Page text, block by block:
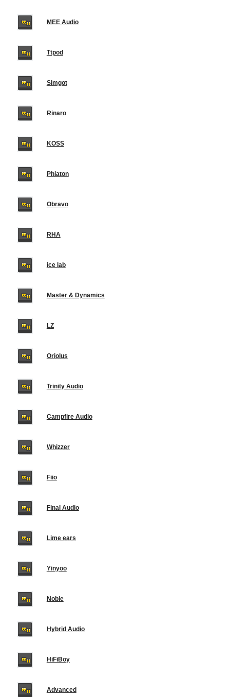
MEE Audio
Ttpod
Simgot
Rinaro
KOSS
Phiaton
Obravo
RHA
ice lab
Master & Dynamics
LZ
Oriolus
Trinity Audio
Campfire Audio
Whizzer
Fiio
Final Audio
Lime ears
Yinyoo
Noble
Hybrid Audio
HiFiBoy
Advanced